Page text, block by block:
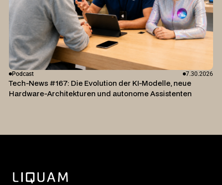
Podcast 7.30.2026
Tech-News #167: Die Evolution der KI-Modelle, neue
Hardware-Architekturen und autonome Assistenten